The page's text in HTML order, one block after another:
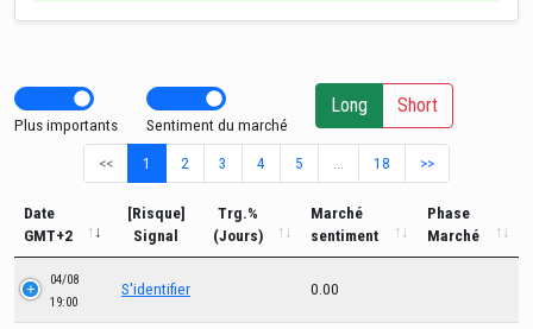
Plus importants Sentiment du marché
Long Short
<< 1 2 3 4 5 18 >>
Date
GMT+2
[Risque]
Signal
Trg.%
(Jours)
Marché
sentiment
Phase
Marché
04/08
19:00
S'identifier 0.00